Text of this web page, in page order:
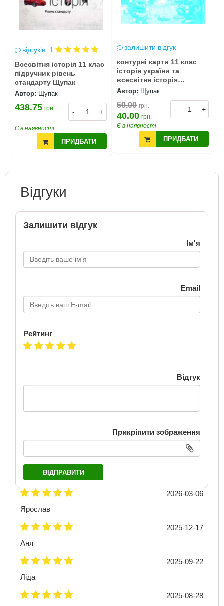
відгуків: 1
Всесвітня історія 11 клас
підручник рівень
стандарту Щупак
Автор: Щупак
- +
438.75 грн.
Є в наявності
ПРИДБАТИ
залишити відгук
контурні карти 11 клас
історія україни та
всесвітня історія
контурна карта "Оріон"
Автор: Щупак
- +
50.00 грн.
40.00 грн.
Є в наявності
ПРИДБАТИ
Відгуки
Залишити відгук
Ім'я
Email
Рейтинг
Відгук
Прикріпити зображення
ВІДПРАВИТИ
2026-03-06
Ярослав
2025-12-17
Аня
2025-09-22
Ліда
2025-08-28